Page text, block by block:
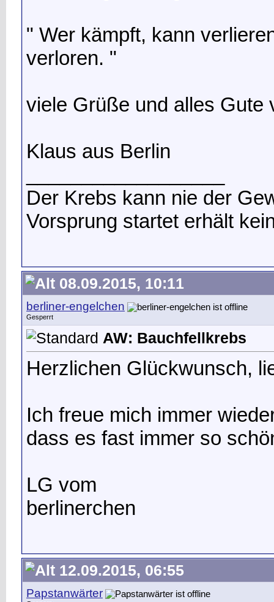
" Wer kämpft, kann
verloren. "
viele Grüße und alles Gute
Klaus aus Berlin
Der Krebs kann nie der
Vorsprung startet erhält
08.09.2015, 10:11
berliner-engelchen
Gesperrt
AW: Bauchfellkrebs
Herzlichen Glückwunsch,
Ich freue mich immer
dass es fast immer so
LG vom
berlinerchen
12.09.2015, 06:55
Papstanwärter